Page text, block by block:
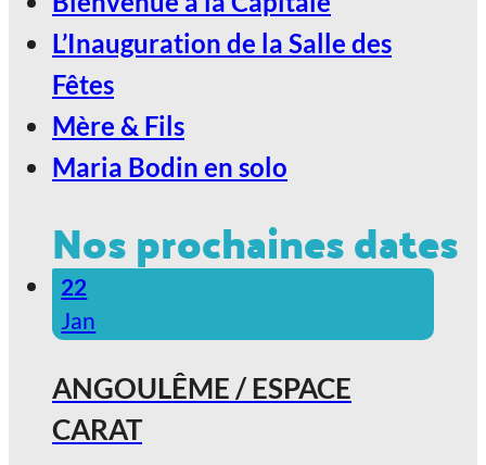
L’Inauguration de la Salle des
Fêtes
Mère & Fils
Maria Bodin en solo
Nos prochaines dates
22
Jan
ANGOULÊME / ESPACE
CARAT